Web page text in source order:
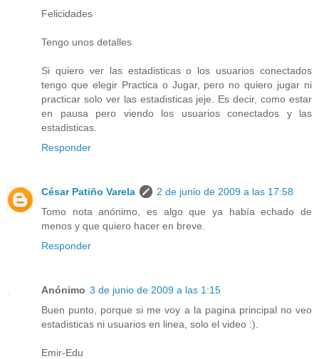
Felicidades
Tengo unos detalles
Si quiero ver las estadisticas o los usuarios conectados
tengo que elegir Practica o Jugar, pero no quiero jugar ni
practicar solo ver las estadisticas jeje. Es decir, como estar
en pausa pero viendo los usuarios conectados y las
estadisticas.
Responder
César Patiño Varela
2 de junio de 2009 a las 17:58
Tomo nota anónimo, es algo que ya había echado de
menos y que quiero hacer en breve.
Responder
Anónimo 3 de junio de 2009 a las 1:15
Buen punto, porque si me voy a la pagina principal no veo
estadisticas ni usuarios en linea, solo el video :).
Emir-Edu